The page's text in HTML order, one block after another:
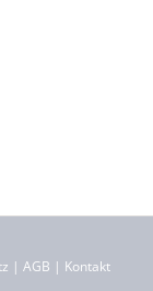
| AGB | Kontakt